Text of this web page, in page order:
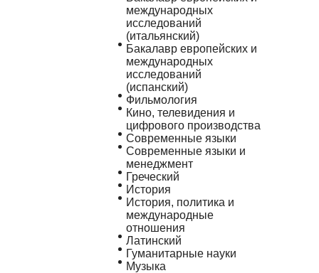
международных
исследований
(итальянский)
Бакалавр европейских и
международных
исследований
(испанский)
Фильмология
Кино, телевидения и
цифрового производства
Современные языки
Современные языки и
менеджмент
Греческий
История
История, политика и
международные
отношения
Латинский
Гуманитарные науки
Музыка